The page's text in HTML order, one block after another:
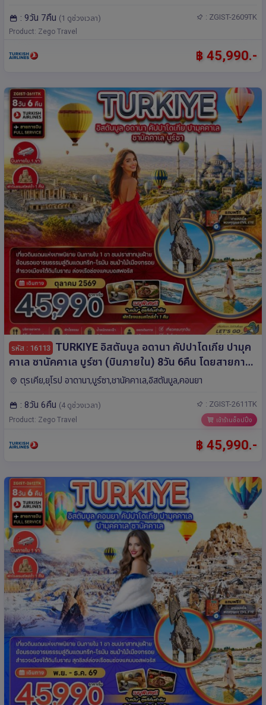
: 9วัน 7คืน (1 ดูช่วงเวลา) : ZGIST-2609TK
Product: Zego Travel
฿ 45,990.-
รหัส : 16113 TURKIYE อิสตันบูล อดานา คัปปาโดเกีย ปามุค
คาเล ซานัคคาเล บูร์ซา (บินภายใน) 8วัน 6คืน โดยสายการ
บิน Turkish Airlines (TK)
ตุรเคีย,ยุโรป อาดานา,บูร์ซา,ชานัคคาเล,อิสตันบูล,คอนยา
: 8วัน 6คืน (4 ดูช่วงเวลา) : ZGIST-2611TK
Product: Zego Travel เข้าร้านช็อปปิ้ง
฿ 45,990.-